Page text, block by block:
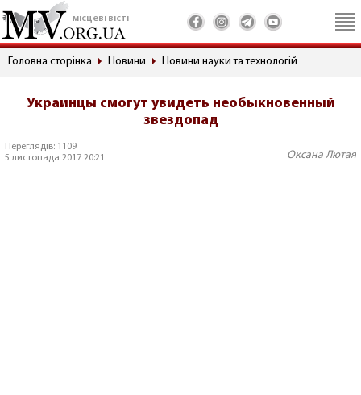
місцеві вісті
Головна сторінка Новини Новини науки та технологій
Украинцы смогут увидеть необыкновенный
звездопад
Переглядів: 1109
5 листопада 2017 20:21
Оксана Лютая